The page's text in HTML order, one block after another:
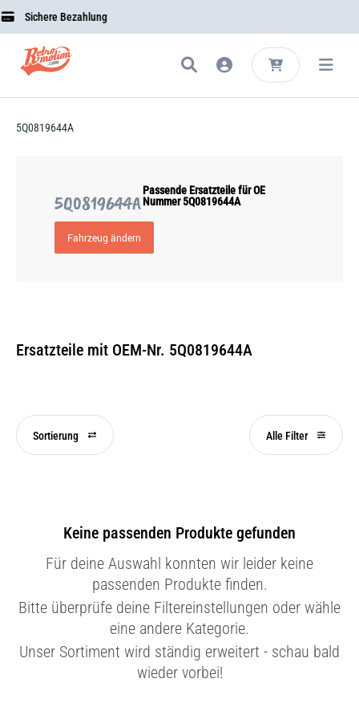
Sichere Bezahlung
5Q0819644A
5Q0819644A
Passende Ersatzteile für OE
Nummer 5Q0819644A
Fahrzeug ändern
Ersatzteile mit OEM-Nr. 5Q0819644A
Sortierung Alle Filter
Keine passenden Produkte gefunden
Für deine Auswahl konnten wir leider keine
passenden Produkte finden.
Bitte überprüfe deine Filtereinstellungen oder wähle
eine andere Kategorie.
Unser Sortiment wird ständig erweitert - schau bald
wieder vorbei!